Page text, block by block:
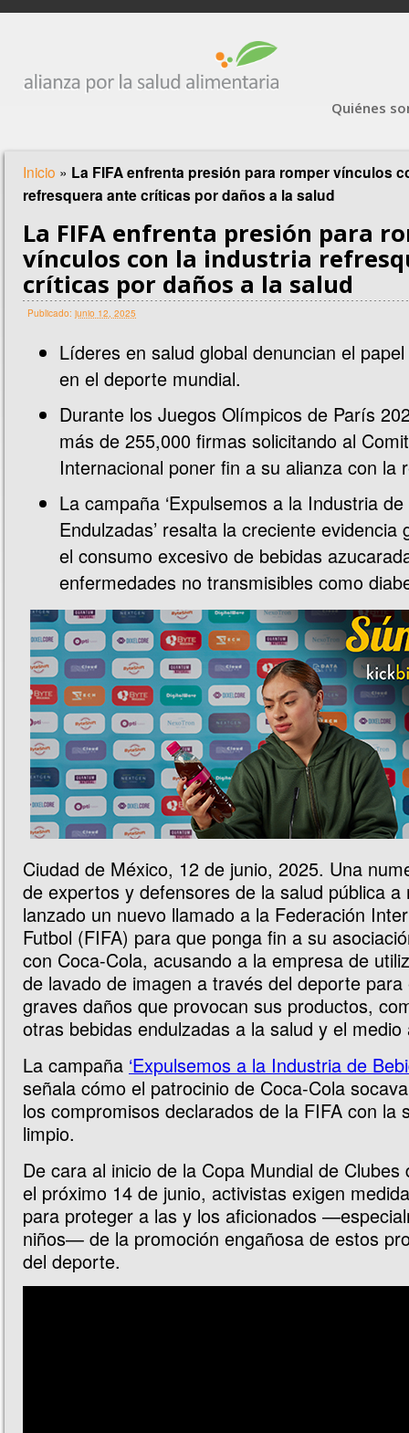
Quiénes
Inicio » La FIFA enfrenta presión para romper vínculos
refresquera ante críticas por daños a la salud
La FIFA enfrenta presión para
vínculos con la industria
críticas por daños a la salud
Publicado: junio 12, 2025
Líderes en salud global denuncian el
en el deporte mundial.
Durante los Juegos Olímpicos de París
más de 255,000 firmas solicitando al
Internacional poner fin a su alianza con la
La campaña ‘Expulsemos a la Industria
Endulzadas’ resalta la creciente evidencia
el consumo excesivo de bebidas
enfermedades no transmisibles como
Ciudad de México, 12 de junio, 2025. Una
de expertos y defensores de la salud pública a
lanzado un nuevo llamado a la Federación
Futbol (FIFA) para que ponga fin a su
con Coca-Cola, acusando a la empresa de
de lavado de imagen a través del deporte
graves daños que provocan sus productos,
otras bebidas endulzadas a la salud y el medio
La campaña ‘Expulsemos a la Industria de
señala cómo el patrocinio de Coca-Cola
los compromisos declarados de la FIFA con la
limpio.
De cara al inicio de la Copa Mundial de Clubes
el próximo 14 de junio, activistas exigen
para proteger a las y los aficionados
niños— de la promoción engañosa de estos
del deporte.